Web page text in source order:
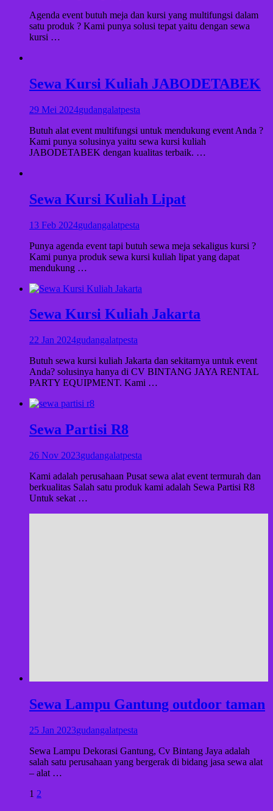
Agenda event butuh meja dan kursi yang multifungsi dalam
satu produk ? Kami punya solusi tepat yaitu dengan sewa
kursi …
Sewa Kursi Kuliah JABODETABEK
29 Mei 2024gudangalatpesta
Butuh alat event multifungsi untuk mendukung event Anda ?
Kami punya solusinya yaitu sewa kursi kuliah
JABODETABEK dengan kualitas terbaik. …
Sewa Kursi Kuliah Lipat
13 Feb 2024gudangalatpesta
Punya agenda event tapi butuh sewa meja sekaligus kursi ?
Kami punya produk sewa kursi kuliah lipat yang dapat
mendukung …
Sewa Kursi Kuliah Jakarta
22 Jan 2024gudangalatpesta
Butuh sewa kursi kuliah Jakarta dan sekitarnya untuk event
Anda? solusinya hanya di CV BINTANG JAYA RENTAL
PARTY EQUIPMENT. Kami …
Sewa Partisi R8
26 Nov 2023gudangalatpesta
Kami adalah perusahaan Pusat sewa alat event termurah dan
berkualitas Salah satu produk kami adalah Sewa Partisi R8
Untuk sekat …
Sewa Lampu Gantung outdoor taman
25 Jan 2023gudangalatpesta
Sewa Lampu Dekorasi Gantung, Cv Bintang Jaya adalah
salah satu perusahaan yang bergerak di bidang jasa sewa alat
– alat …
Paginasi
Halaman
1 Halaman
2